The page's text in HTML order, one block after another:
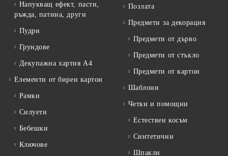
Напукващ ефект, пасти,
ръжда, патина, други
Пудри
Грундове
Декупажна хартия А4
Елементи от бирен картон
Рамки
Силуети
Бебешки
Ключове
Позлата
Предмети за декорация
Предмети от дърво
Предмети от стъкло
Предмети от картон
Шаблони
Четки и помощни
Естествен косъм
Синтетични
Шпакли